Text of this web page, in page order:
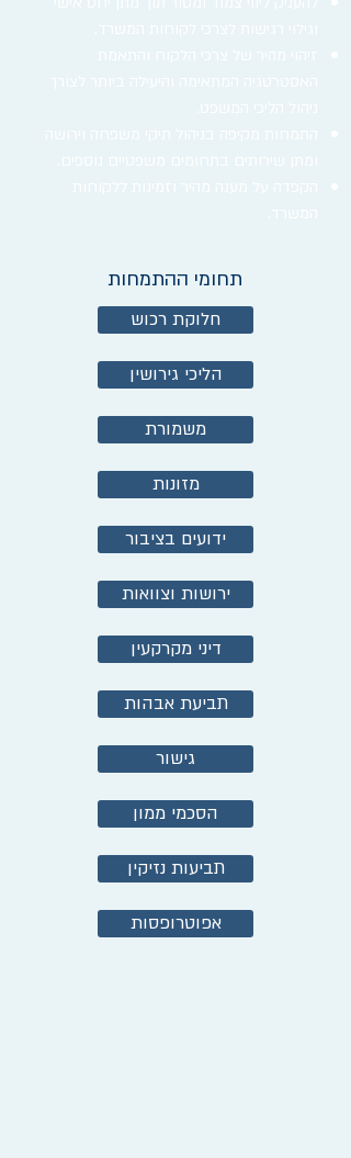
תחומי ההתמחות
חלוקת רכוש
הליכי גירושין
משמורת
מזונות
ידועים בציבור
ירושות וצוואות
דיני מקרקעין
תביעת אבהות
גישור
הסכמי ממון
תביעות נזיקין
אפוטרופסות